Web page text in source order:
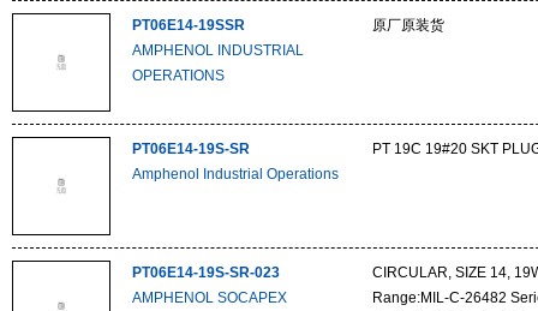
PT06E14-19SSR
AMPHENOL INDUSTRIAL
OPERATIONS
原厂原装货
PT06E14-19S-SR
Amphenol Industrial Operations
PT 19C 19#20 SKT
PT06E14-19S-SR-023
AMPHENOL SOCAPEX
CIRCULAR, SIZE 14,
Range:MIL-C-26482